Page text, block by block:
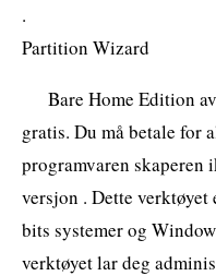
.
Partition Wizard
Bare Home Edition
gratis. Du må betale for
programvaren skaperen
versjon . Dette
bits systemer og
verktøyet lar deg